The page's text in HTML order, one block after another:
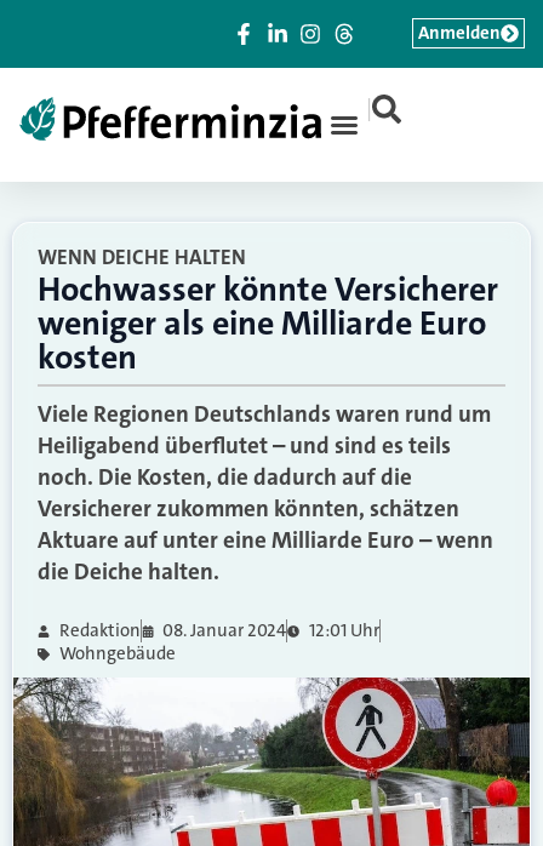
|
Anmelden
WENN DEICHE HALTEN
Hochwasser könnte Versicherer
weniger als eine Milliarde Euro
kosten
Viele Regionen Deutschlands waren rund um
Heiligabend überflutet – und sind es teils
noch. Die Kosten, die dadurch auf die
Versicherer zukommen könnten, schätzen
Aktuare auf unter eine Milliarde Euro – wenn
die Deiche halten.
Redaktion 08. Januar 2024
12:01 Uhr
Wohngebäude